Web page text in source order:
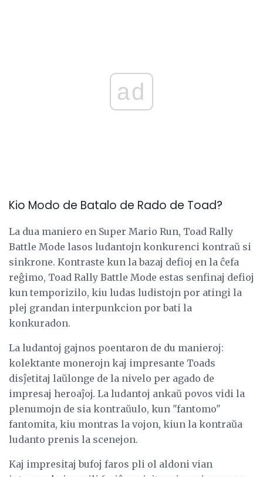
ad
Kio Modo de Batalo de Rado de Toad?
La dua maniero en Super Mario Run, Toad Rally
Battle Mode lasos ludantojn konkurenci kontraŭ si
sinkrone. Kontraste kun la bazaj defioj en la ĉefa
reĝimo, Toad Rally Battle Mode estas senfinaj defioj
kun temporizilo, kiu ludas ludistojn por atingi la
plej grandan interpunkcion por bati la
konkuradon.
La ludantoj gajnos poentaron de du manieroj:
kolektante monerojn kaj impresante Toads
disĵetitaj laŭlonge de la nivelo per agado de
impresaj heroaĵoj. La ludantoj ankaŭ povos vidi la
plenumojn de sia kontraŭulo, kun "fantomo"
fantomita, kiu montras la vojon, kiun la kontraŭa
ludanto prenis la scenejon.
Kaj impresitaj bufoj faros pli ol aldoni vian